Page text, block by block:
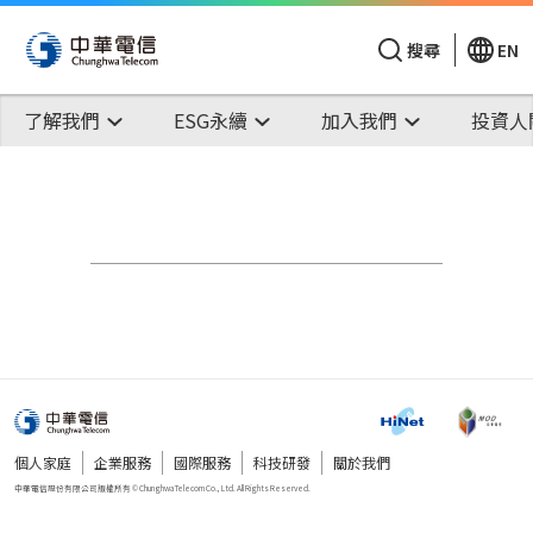
搜尋 EN
了解我們 ESG永續 加入我們 投資
個人家庭 企業服務 國際服務 科技研發 關於我們